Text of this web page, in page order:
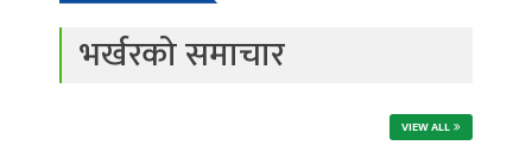
भर्खरको समाचार
VIEW ALL